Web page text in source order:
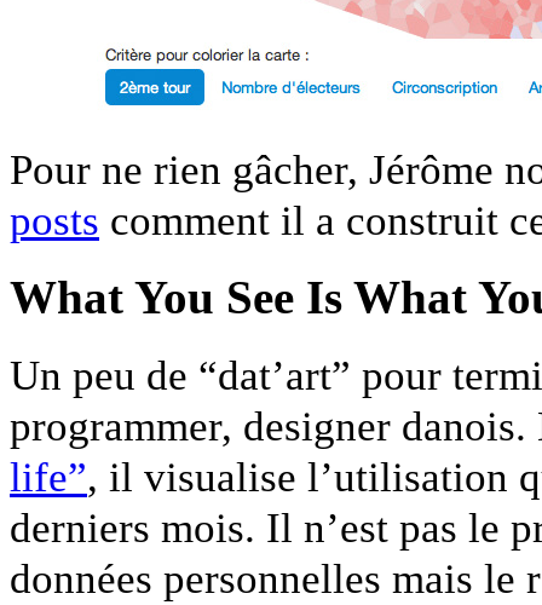
Pour ne rien gâcher, Jérôme
posts comment il a construit
What You See Is What
Un peu de “dat’art” pour
programmer, designer
life”, il visualise l’utilisation
derniers mois. Il n’est pas le
données personnelles mais le